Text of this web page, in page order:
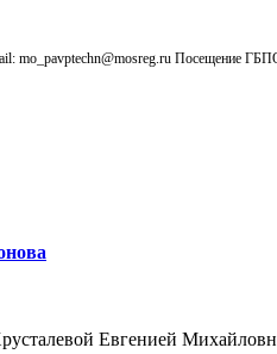
Посещение
Евгенией